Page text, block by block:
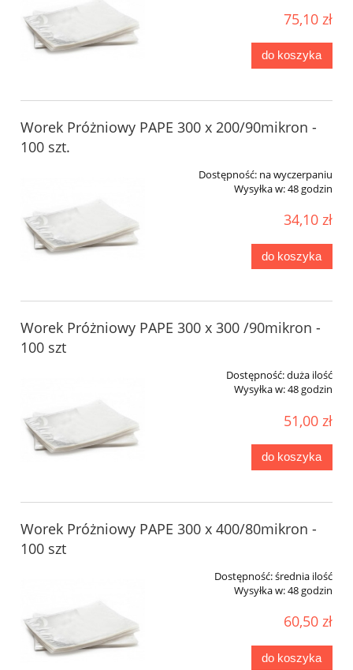
75,10 zł
do koszyka
Worek Próżniowy PAPE 300 x 200/90mikron -
100 szt.
Dostępność: na wyczerpaniu
Wysyłka w:48 godzin
34,10 zł
do koszyka
Worek Próżniowy PAPE 300 x 300 /90mikron -
100 szt
Dostępność:duża ilość
Wysyłka w:48 godzin
51,00 zł
do koszyka
Worek Próżniowy PAPE 300 x 400/80mikron -
100 szt
Dostępność:średnia ilość
Wysyłka w:48 godzin
60,50 zł
do koszyka